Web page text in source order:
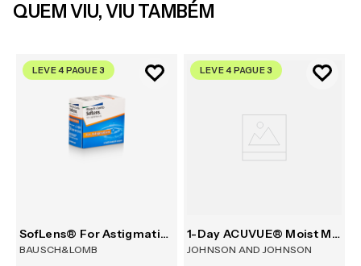
QUEM VIU, VIU TAMBÉM
LEVE 4 PAGUE 3
SofLens® For Astigmatism 6
BAUSCH&LOMB
LEVE 4 PAGUE 3
1-Day ACUVUE® Moist Multifocal 30
JOHNSON AND JOHNSON